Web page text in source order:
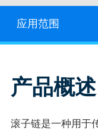
应用范围
产品概述
滚子链是一种用于